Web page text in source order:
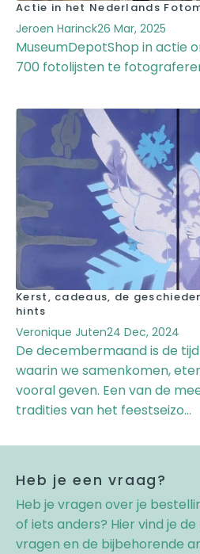
Actie in het Nederlands
Jeroen Harinck26 Mar, 2025
MuseumDepotShop in actie
700 fotolijsten te
Kerst, cadeaus, de
hints
Veronique Juten24 Dec, 2024
De decembermaand is de
waarin we samenkomen,
vooral geven. Een van de
tradities van het feestseizo...
Heb je een vraag?
Heb je vragen over je
of iets anders? Hier vind je
vragen en de bijbehorende